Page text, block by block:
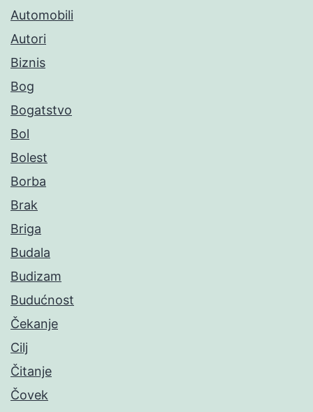
Automobili
Autori
Biznis
Bog
Bogatstvo
Bol
Bolest
Borba
Brak
Briga
Budala
Budizam
Budućnost
Čekanje
Cilj
Čitanje
Čovek